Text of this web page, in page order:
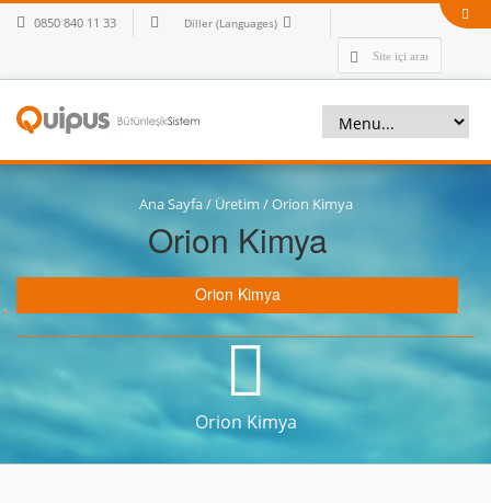
0850 840 11 33 Diller (Languages)
Ana Sayfa/ Üretim /Orion Kimya
Orion Kimya
Orion Kimya
Orion Kimya